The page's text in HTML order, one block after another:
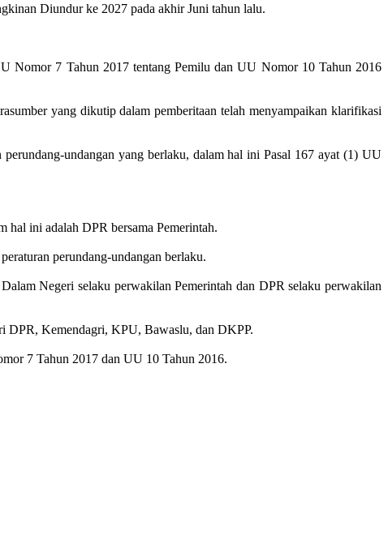
Diundur ke 2027 pada akhir Juni tahun lalu.
Nomor 7 Tahun 2017 tentang Pemilu dan UU Nomor 10 Tahun 2016
yang dikutip dalam pemberitaan telah menyampaikan klarifikasi
undangan yang berlaku, dalam hal ini Pasal 167 ayat (1) UU
hal ini adalah DPR bersama Pemerintah.
perundang-undangan berlaku.
Negeri selaku perwakilan Pemerintah dan DPR selaku perwakilan
DPR, Kemendagri, KPU, Bawaslu, dan DKPP.
7 Tahun 2017 dan UU 10 Tahun 2016.